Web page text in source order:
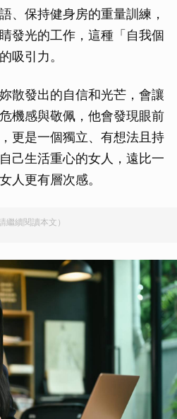
、保持健身房的重量訓練，
發光的工作，這種「自我個
吸引力。
散發出的自信和光芒，會讓
機感與敬佩，他會發現眼前
更是一個獨立、有想法且持
己生活重心的女人，遠比一
人更有層次感。
繼續閱讀本文）